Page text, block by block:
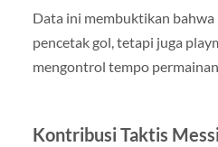
Data ini membuktikan
pencetak gol, tetapi juga
mengontrol tempo
Kontribusi Taktis